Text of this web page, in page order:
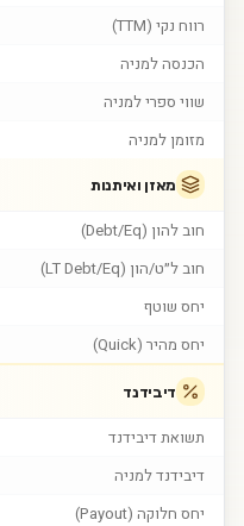
רווח נקי (TTM)
הכנסה למניה
שווי ספרי למניה
מזומן למניה
מאזן ואיתנות
חוב להון (Debt/Eq)
חוב ל״ט/הון (LT Debt/Eq)
יחס שוטף
יחס מהיר (Quick)
דיבידנד
תשואת דיבידנד
דיבידנד למניה
יחס חלוקה (Payout)